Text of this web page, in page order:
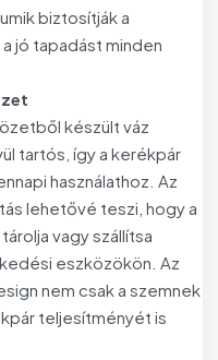
biztosítják a
jó tapadást minden
készült váz
tartós, így a kerékpár
használathoz. Az
lehetővé teszi, hogy a
vagy szállítsa
eszközökön. Az
nem csak a szemnek
teljesítményét is